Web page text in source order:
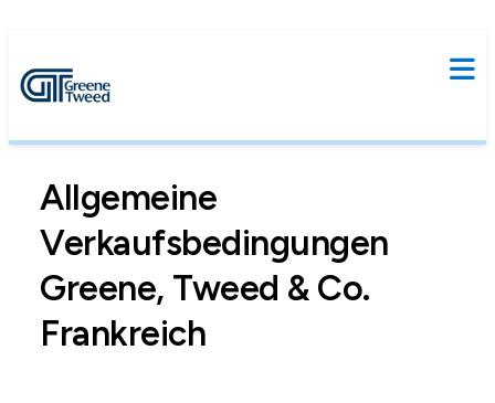
Allgemeine
Verkaufsbedingungen
Greene, Tweed & Co.
Frankreich